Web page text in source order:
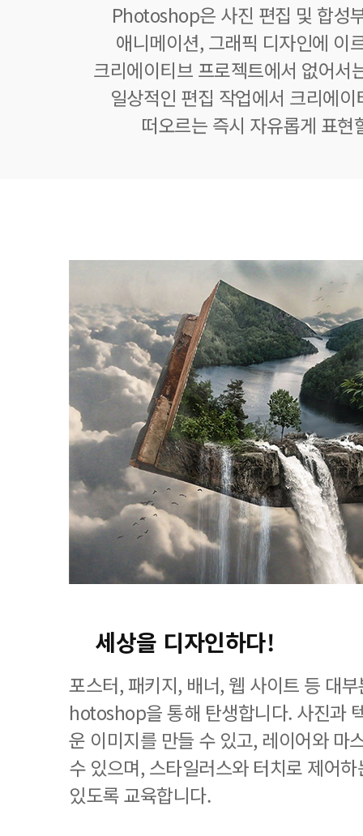
Photoshop은 사진 편집 및 합성
애니메이션, 그래픽 디자인에 이
크리에이티브 프로젝트에서 없어서
일상적인 편집 작업에서 크리에
떠오르는 즉시 자유롭게 표현
세상을 디자인하다!
포스터, 패키지, 배너, 웹 사이트 등 대
hotoshop을 통해 탄생합니다. 사진과
운 이미지를 만들 수 있고, 레이어와 마
수 있으며, 스타일러스와 터치로 제어
있도록 교육합니다.